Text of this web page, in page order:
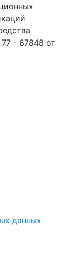
- 67848 от
данных